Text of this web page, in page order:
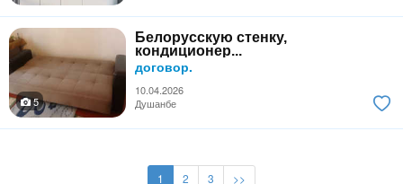
Белорусскую стенку,
кондиционер...
договор.
10.04.2026
5
Душанбе
1 2 3 >>